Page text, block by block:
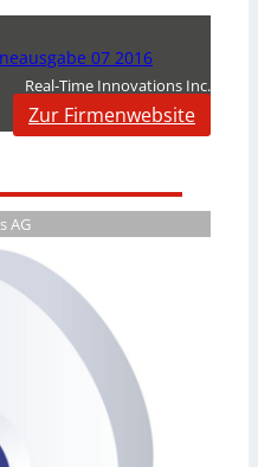
07 2016
Real-Time Innovations Inc.
Zur Firmenwebsite
AG